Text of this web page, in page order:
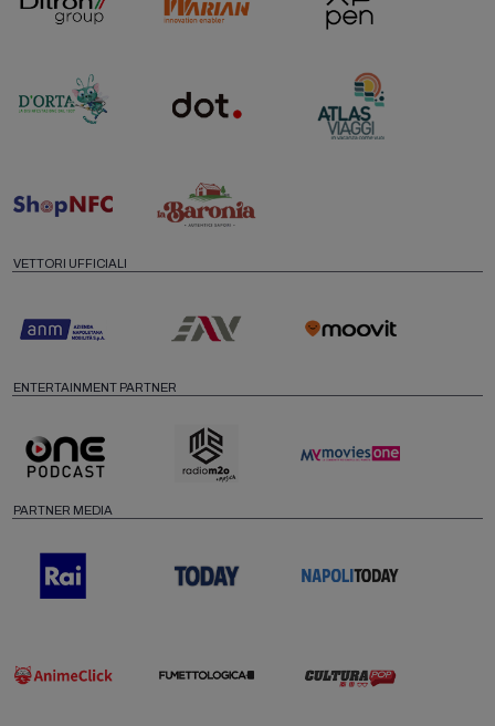
VETTORI UFFICIALI
ENTERTAINMENT PARTNER
PARTNER MEDIA